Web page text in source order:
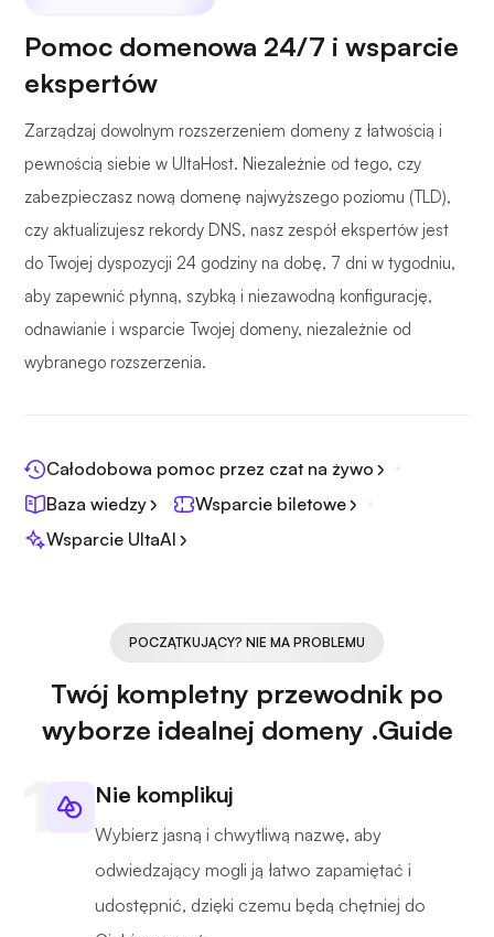
Pomoc domenowa 24/7 i wsparcie
ekspertów
Zarządzaj dowolnym rozszerzeniem domeny z łatwością i
pewnością siebie w UltaHost. Niezależnie od tego, czy
zabezpieczasz nową domenę najwyższego poziomu (TLD),
czy aktualizujesz rekordy DNS, nasz zespół ekspertów jest
do Twojej dyspozycji 24 godziny na dobę, 7 dni w tygodniu,
aby zapewnić płynną, szybką i niezawodną konfigurację,
odnawianie i wsparcie Twojej domeny, niezależnie od
wybranego rozszerzenia.
Całodobowa pomoc przez czat na żywo
Baza wiedzy
Wsparcie biletowe
Wsparcie UltaAI
POCZĄTKUJĄCY? NIE MA PROBLEMU
Twój kompletny przewodnik po
wyborze idealnej domeny .Guide
Nie komplikuj
Wybierz jasną i chwytliwą nazwę, aby
odwiedzający mogli ją łatwo zapamiętać i
udostępnić, dzięki czemu będą chętniej do